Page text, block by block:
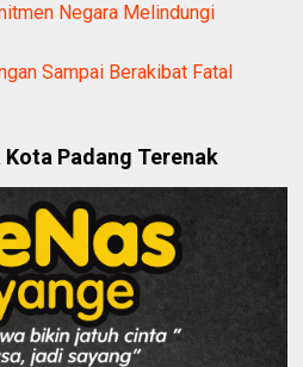
Negara Melindungi
Sampai Berakibat Fatal
Padang Terenak